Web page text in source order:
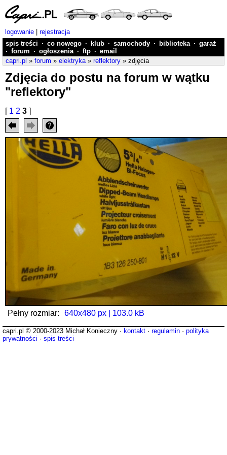
logowanie
rejestracja
spis treści · co nowego · klub · samochody · biblioteka · garaż
· forum · ogłoszenia · ftp · email
capri.pl » forum » elektryka» reflektory » zdjęcia
Zdjęcia do postu na forum w wątku
"reflektory"
[ 1 2 3 ]
Pełny rozmiar: 640x480 px | 103.0 kB
capri.pl © 2000-2023 Michał Konieczny · kontakt · regulamin · polityka
prywatności · spis treści